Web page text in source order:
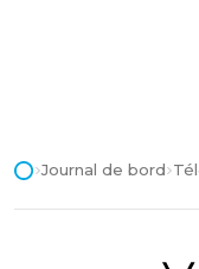
Journal de bord